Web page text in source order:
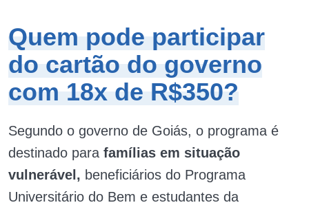
Quem pode participar
do cartão do governo
com 18x de R$350?
Segundo o governo de Goiás, o programa é
destinado para famílias em situação
vulnerável, beneficiários do Programa
Universitário do Bem e estudantes da